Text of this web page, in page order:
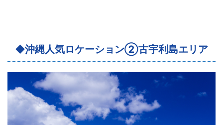
◆沖縄人気ロケーション②古宇利島エリア